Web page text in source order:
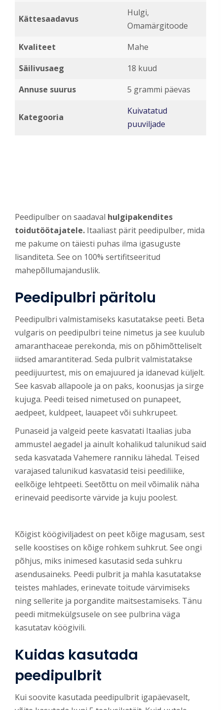
Kättesaadavus
Hulgi,
Omamärgitoode
Kvaliteet
Mahe
Säilivusaeg
18 kuud
Annuse suurus
5 grammi päevas
Kategooria
Kuivatatud
puuviljade
Peedipulber on saadaval hulgipakendites
toidutöötajatele. Itaaliast pärit peedipulber, mida
me pakume on täiesti puhas ilma igasuguste
lisanditeta. See on 100% sertifitseeritud
mahepõllumajanduslik.
Peedipulbri päritolu
Peedipulbri valmistamiseks kasutatakse peeti. Beta
vulgaris on peedipulbri teine nimetus ja see kuulub
amaranthaceae perekonda, mis on põhimõtteliselt
iidsed amarantiterad. Seda pulbrit valmistatakse
peedijuurtest, mis on emajuured ja idanevad küljelt.
See kasvab allapoole ja on paks, koonusjas ja sirge
kujuga. Peedi teised nimetused on punapeet,
aedpeet, kuldpeet, lauapeet või suhkrupeet.
Punaseid ja valgeid peete kasvatati Itaalias juba
ammustel aegadel ja ainult kohalikud talunikud said
seda kasvatada Vahemere ranniku lähedal. Teised
varajased talunikud kasvatasid teisi peediliike,
eelkõige lehtpeeti. Seetõttu on meil võimalik näha
erinevaid peedisorte värvide ja kuju poolest.
Kõigist köögiviljadest on peet kõige magusam, sest
selle koostises on kõige rohkem suhkrut. See ongi
põhjus, miks inimesed kasutasid seda suhkru
asendusaineks. Peedi pulbrit ja mahla kasutatakse
teistes mahlades, erinevate toitude värvimiseks
ning sellerite ja porgandite maitsestamiseks. Tänu
peedi mitmekülgsusele on see pulbrina väga
kasutatav köögivili.
Kuidas kasutada
peedipulbrit
Kui soovite kasutada peedipulbrit igapäevaselt,